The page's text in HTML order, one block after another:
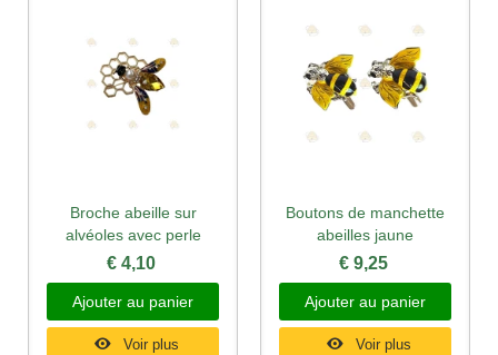
Broche abeille sur
alvéoles avec perle
€ 4,10
Ajouter au panier
Voir plus
Boutons de manchette
abeilles jaune
€ 9,25
Ajouter au panier
Voir plus